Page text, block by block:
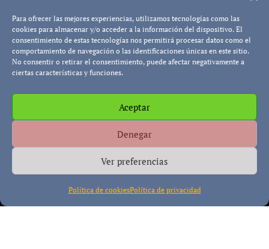
Para ofrecer las mejores experiencias, utilizamos tecnologías como las
cookies para almacenar y/o acceder a la información del dispositivo. El
consentimiento de estas tecnologías nos permitirá procesar datos como el
comportamiento de navegación o las identificaciones únicas en este sitio.
No consentir o retirar el consentimiento, puede afectar negativamente a
ciertas características y funciones.
Aceptar
Denegar
Ver preferencias
Política de cookiesPolítica de privacidad
Pablo Blanco Leer
Responsabilidad
Copyright © All rights reserved|Paper News